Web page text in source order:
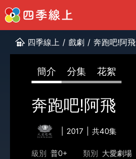
四季線上 / 戲劇 / 奔跑吧!阿飛
簡介 分集 花絮
奔跑吧!阿飛
2017 共40集
級別 普0+ 類別 大愛劇場